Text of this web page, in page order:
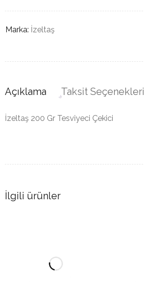
Marka: İzeltaş
Açıklama Taksit Seçenekleri
İzeltaş 200 Gr Tesviyeci Çekici
İlgili ürünler